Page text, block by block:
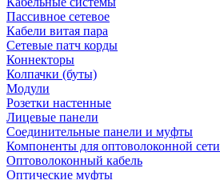
Пассивное сетевое
Кабели витая пара
Сетевые патч корды
Коннекторы
Колпачки (буты)
Модули
Розетки настенные
Лицевые панели
Соединительные панели и муфты
Компоненты для оптоволоконной сети
Оптоволоконный кабель
Оптические муфты